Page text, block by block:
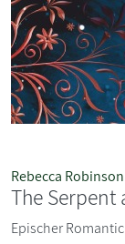
Rebecca Robinson
The Serpent
Epischer